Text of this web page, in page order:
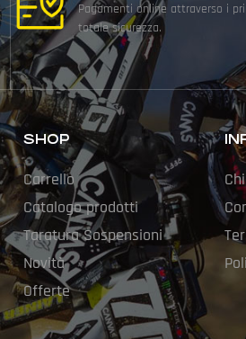
Pagamenti online attraverso i
totale sicurezza.
SHOP
Carrello
Catalogo prodotti
Taratura Sospensioni
Novità
Offerte